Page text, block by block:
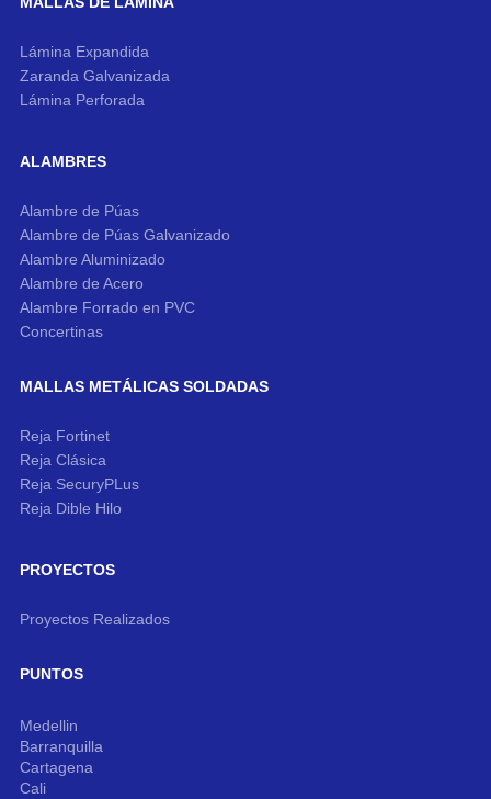
Lámina Expandida
Zaranda Galvanizada
Lámina Perforada
ALAMBRES
Alambre de Púas
Alambre de Púas Galvanizado
Alambre Aluminizado
Alambre de Acero
Alambre Forrado en PVC
Concertinas
MALLAS METÁLICAS SOLDADAS
Reja Fortinet
Reja Clásica
Reja SecuryPLus
Reja Dible Hilo
PROYECTOS
Proyectos Realizados
PUNTOS
Medellin
Barranquilla
Cartagena
Cali